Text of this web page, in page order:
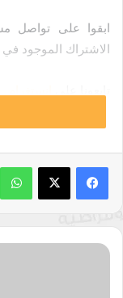
ابقوا على تواصل
الاشتراك الموجود
تابعونا علىتويتر
تابعونا على فيسبوك
تابعونا على
إدعمونا على
التناقض